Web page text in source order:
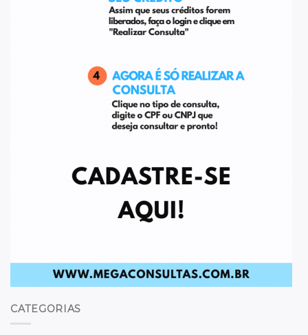
CATEGORIAS